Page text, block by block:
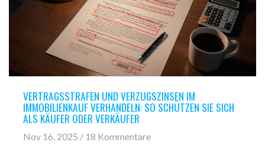
VERTRAGSSTRAFEN UND VERZUGSZINSEN IM
IMMOBILIENKAUF VERHANDELN: SO SCHÜTZEN SIE SICH
ALS KÄUFER ODER VERKÄUFER
Nov 16, 2025 / 18 Kommentare